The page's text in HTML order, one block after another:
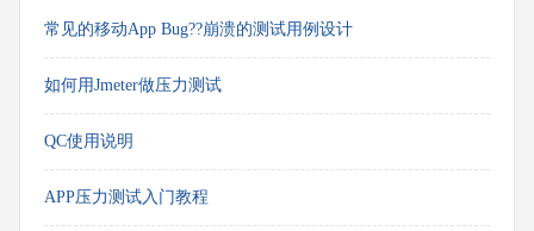
常见的移动App Bug??崩溃的测试用例设计
如何用Jmeter做压力测试
QC使用说明
APP压力测试入门教程